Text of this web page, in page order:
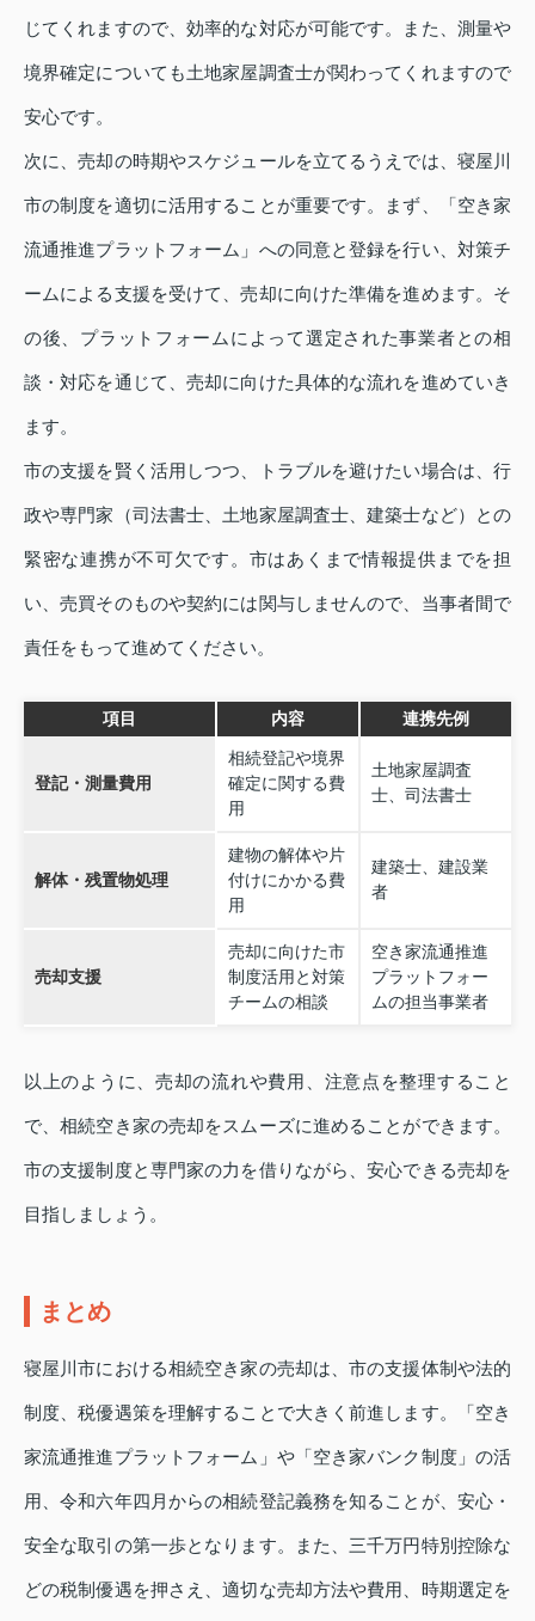
じてくれますので、効率的な対応が可能です。また、測量や
境界確定についても土地家屋調査士が関わってくれますので
安心です。
次に、売却の時期やスケジュールを立てるうえでは、寝屋川
市の制度を適切に活用することが重要です。まず、「空き家
流通推進プラットフォーム」への同意と登録を行い、対策チ
ームによる支援を受けて、売却に向けた準備を進めます。そ
の後、プラットフォームによって選定された事業者との相
談・対応を通じて、売却に向けた具体的な流れを進めていき
ます。
市の支援を賢く活用しつつ、トラブルを避けたい場合は、行
政や専門家（司法書士、土地家屋調査士、建築士など）との
緊密な連携が不可欠です。市はあくまで情報提供までを担
い、売買そのものや契約には関与しませんので、当事者間で
責任をもって進めてください。
項目 内容 連携先例
登記・測量費用
相続登記や境界
確定に関する費
用
土地家屋調査
士、司法書士
解体・残置物処理
建物の解体や片
付けにかかる費
用
建築士、建設業
者
売却支援
売却に向けた市
制度活用と対策
チームの相談
空き家流通推進
プラットフォー
ムの担当事業者
以上のように、売却の流れや費用、注意点を整理すること
で、相続空き家の売却をスムーズに進めることができます。
市の支援制度と専門家の力を借りながら、安心できる売却を
目指しましょう。
まとめ
寝屋川市における相続空き家の売却は、市の支援体制や法的
制度、税優遇策を理解することで大きく前進します。「空き
家流通推進プラットフォーム」や「空き家バンク制度」の活
用、令和六年四月からの相続登記義務を知ることが、安心・
安全な取引の第一歩となります。また、三千万円特別控除な
どの税制優遇を押さえ、適切な売却方法や費用、時期選定を